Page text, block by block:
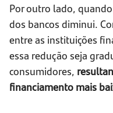
Por outro lado,
dos bancos diminui.
entre as instituições
essa redução seja
consumidores,
financiamento mais